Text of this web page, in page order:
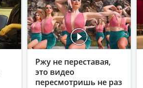
Ржу не переставая,
это видео
пересмотришь не раз